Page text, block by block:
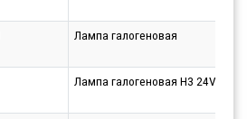
Лампа галогеновая
Лампа галогеновая H3 24V